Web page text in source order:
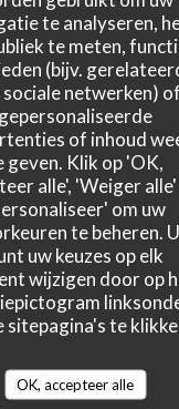
te analyseren,
te meten,
(bijv.
sociale netwerken) of
gepersonaliseerde
of inhoud
geven. Klik op 'OK,
alle', 'Weiger
om uw
te beheren. U
uw keuzes op elk
wijzigen door op
sitepagina's te
OK, accepteer alle
Gasten 3
:5/5 Keuken:5/5
Gasten 6
:5/5 Keuken: 5/5
Gasten 3